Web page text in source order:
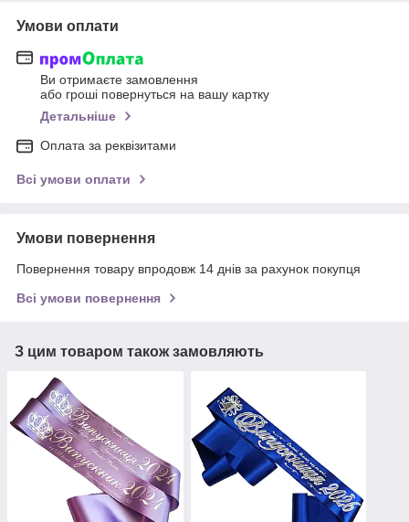
Умови оплати
Ви отримаєте замовлення
або гроші повернуться на вашу картку
Детальніше
Оплата за реквізитами
Всі умови оплати
Умови повернення
Повернення товару впродовж 14 днів за рахунок покупця
Всі умови повернення
З цим товаром також замовляють